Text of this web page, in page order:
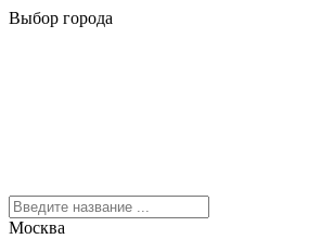
Выбор города
Москва